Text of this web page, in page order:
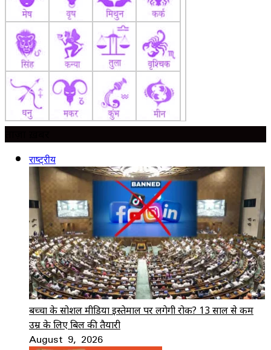
राष्ट्रीय
बच्चों के सोशल मीडिया इस्तेमाल पर लगेगी रोक? 13 साल से कम
उम्र के लिए बिल की तैयारी
August 9, 2026